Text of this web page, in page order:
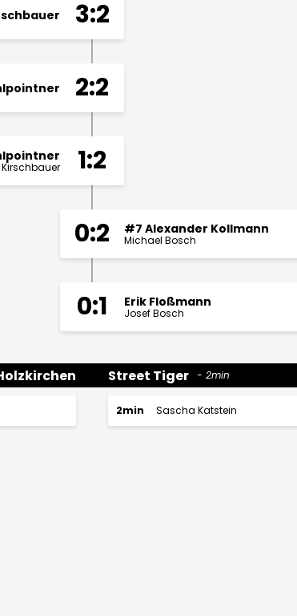
3:2
2:2
1:2
0:2 #7 Alexander Kollmann
Michael Bosch
0:1 Erik Floßmann
Josef Bosch
Street Tiger 2min
2min Sascha Katstein